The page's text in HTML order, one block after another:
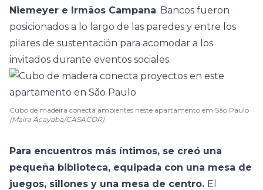
Niemeyer e Irmãos Campana. Bancos fueron
posicionados a lo largo de las paredes y entre los
pilares de sustentación para acomodar a los
invitados durante eventos sociales.
Cubo de madeira conecta ambientes neste apartamento em São Paulo
(Maira Acayaba/CASACOR)
Para encuentros más íntimos, se creó una
pequeña biblioteca, equipada con una mesa de
juegos, sillones y una mesa de centro. El